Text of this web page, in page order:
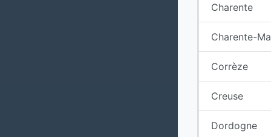
Charente
Charente-
Corrèze
Creuse
Dordogne